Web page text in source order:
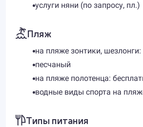
услуги няни (по запросу, пл.)
Пляж
на пляже зонтики, шезлонги:
песчаный
на пляже полотенца:
водные виды спорта на
Типы питания